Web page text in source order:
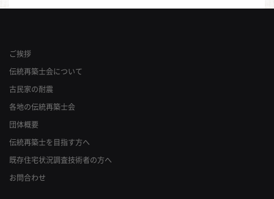
ご挨拶
伝統再築士会について
古民家の耐震
各地の伝統再築士会
団体概要
伝統再築士を目指す方へ
既存住宅状況調査技術者の方へ
お問合わせ